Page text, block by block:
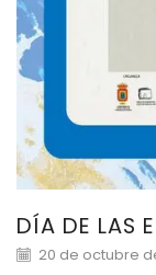
DÍA DE LAS
20 de octubre